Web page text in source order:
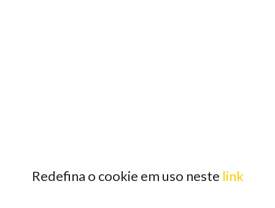
Redefina o cookie em uso neste link